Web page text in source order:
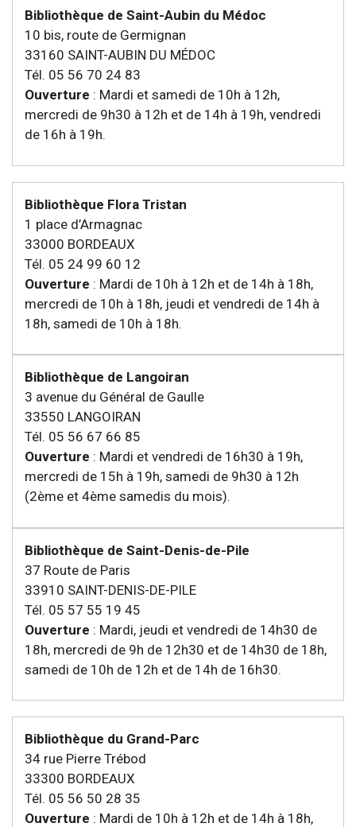
Bibliothèque de Saint-Aubin du Médoc
10 bis, route de Germignan
33160 SAINT-AUBIN DU MÉDOC
Tél. 05 56 70 24 83
Ouverture : Mardi et samedi de 10h à 12h,
mercredi de 9h30 à 12h et de 14h à 19h, vendredi
de 16h à 19h.
Bibliothèque Flora Tristan
1 place d’Armagnac
33000 BORDEAUX
Tél. 05 24 99 60 12
Ouverture : Mardi de 10h à 12h et de 14h à 18h,
mercredi de 10h à 18h, jeudi et vendredi de 14h à
18h, samedi de 10h à 18h.
Bibliothèque de Langoiran
3 avenue du Général de Gaulle
33550 LANGOIRAN
Tél. 05 56 67 66 85
Ouverture : Mardi et vendredi de 16h30 à 19h,
mercredi de 15h à 19h, samedi de 9h30 à 12h
(2ème et 4ème samedis du mois).
Bibliothèque de Saint-Denis-de-Pile
37 Route de Paris
33910 SAINT-DENIS-DE-PILE
Tél. 05 57 55 19 45
Ouverture : Mardi, jeudi et vendredi de 14h30 de
18h, mercredi de 9h de 12h30 et de 14h30 de 18h,
samedi de 10h de 12h et de 14h de 16h30.
Bibliothèque du Grand-Parc
34 rue Pierre Trébod
33300 BORDEAUX
Tél. 05 56 50 28 35
Ouverture : Mardi de 10h à 12h et de 14h à 18h,